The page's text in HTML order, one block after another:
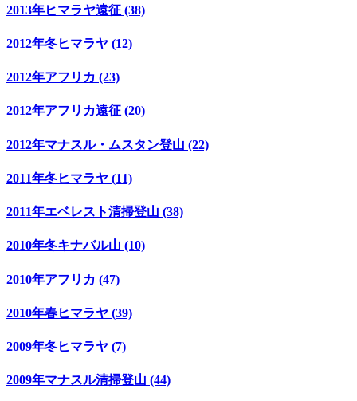
2013年ヒマラヤ遠征 (38)
2012年冬ヒマラヤ (12)
2012年アフリカ (23)
2012年アフリカ遠征 (20)
2012年マナスル・ムスタン登山 (22)
2011年冬ヒマラヤ (11)
2011年エベレスト清掃登山 (38)
2010年冬キナバル山 (10)
2010年アフリカ (47)
2010年春ヒマラヤ (39)
2009年冬ヒマラヤ (7)
2009年マナスル清掃登山 (44)